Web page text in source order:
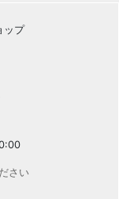
ップ
さい